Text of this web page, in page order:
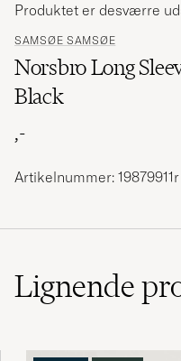
SAMSØE SAMSØE
Norsbro Long
Black
,-
Produktet er desværre
Artikelnummer: 19879911r
Lignende